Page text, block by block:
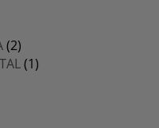
(2)
(1)